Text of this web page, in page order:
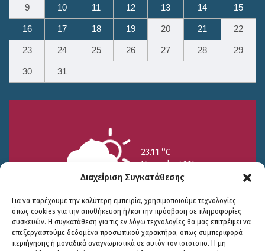
Διαχείριση Συγκατάθεσης
Για να παρέχουμε την καλύτερη εμπειρία, χρησιμοποιούμε τεχνολογίες
όπως cookies για την αποθήκευση ή/και την πρόσβαση σε πληροφορίες
συσκευών. Η συγκατάθεση για τις εν λόγω τεχνολογίες θα μας επιτρέψει να
επεξεργαστούμε δεδομένα προσωπικού χαρακτήρα, όπως συμπεριφορά
περιήγησης ή μοναδικά αναγνωριστικά σε αυτόν τον ιστότοπο. Η μη
9 10 11 12 13 14 15
16 17 18 19 20 21 22
23 24 25 26 27 28 29
30 31
23.11 oC
Υγρασία 49%
25/7 26/7 27/7